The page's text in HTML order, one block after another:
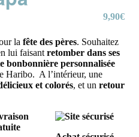
9,90€
la fête des pères. Souhaitez
lui faisant retomber dans ses
bonbonnière personnalisée
Haribo. A l’intérieur, une
et colorés, et un retour